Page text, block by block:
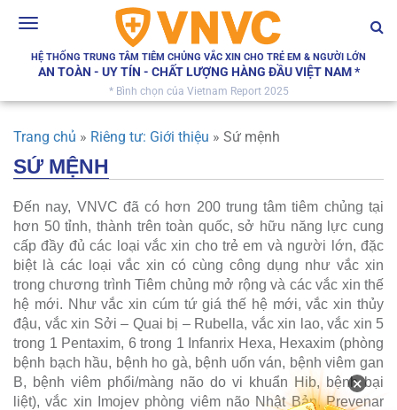
Toggle
HỆ THỐNG TRUNG TÂM TIÊM CHỦNG VẮC XIN CHO TRẺ EM & NGƯỜI LỚN
AN TOÀN - UY TÍN - CHẤT LƯỢNG HÀNG ĐẦU VIỆT NAM *
* Bình chọn của Vietnam Report 2025
Trang chủ » Riêng tư: Giới thiệu » Sứ mệnh
SỨ MỆNH
Đến nay, VNVC đã có hơn 200 trung tâm tiêm chủng tại
hơn 50 tỉnh, thành trên toàn quốc, sở hữu năng lực cung
cấp đầy đủ các loại vắc xin cho trẻ em và người lớn, đặc
biệt là các loại vắc xin có cùng công dụng như vắc xin
trong chương trình Tiêm chủng mở rộng và các vắc xin thế
hệ mới. Như vắc xin cúm tứ giá thế hệ mới, vắc xin thủy
đậu, vắc xin Sởi – Quai bị – Rubella, vắc xin lao, vắc xin 5
trong 1 Pentaxim, 6 trong 1 Infanrix Hexa, Hexaxim (phòng
bệnh bạch hầu, bệnh ho gà, bệnh uốn ván, bệnh viêm gan
B, bệnh viêm phổi/màng não do vi khuẩn Hib, bệnh bại
liệt), vắc xin Imojev phòng viêm não Nhật Bản, Prevenar
×